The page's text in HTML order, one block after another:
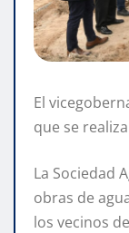
El
que se
La Sociedad
obras de
los vecinos